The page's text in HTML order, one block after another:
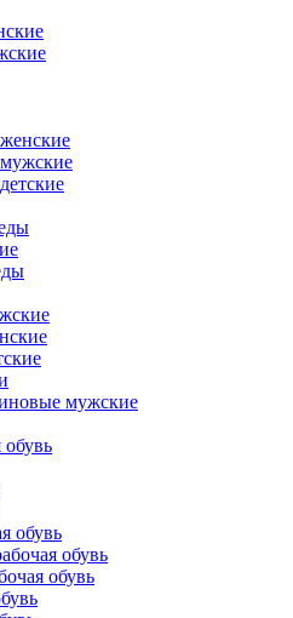
мужские
обувь
обувь
обувь